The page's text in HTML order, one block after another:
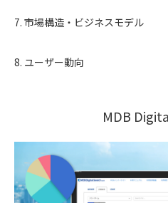
7. 市場構造・ビジネスモデル
8. ユーザー動向
MDB